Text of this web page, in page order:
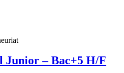
Junior – Bac+5 H/F